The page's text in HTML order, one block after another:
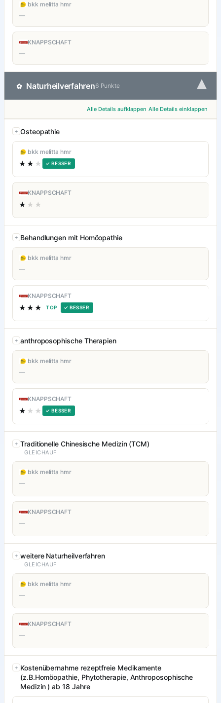
bkk melitta hmr
—
KNAPPSCHAFT
—
✿ Naturheilverfahren6 Punkte ▾
Alle Details aufklappen Alle Details einklappen
Osteopathie
bkk melitta hmr
★★ ★ ✓ BESSER
KNAPPSCHAFT
★ ★★
Behandlungen mit Homöopathie
bkk melitta hmr
—
KNAPPSCHAFT
★★★ TOP ✓ BESSER
anthroposophische Therapien
bkk melitta hmr
—
KNAPPSCHAFT
★ ★★ ✓ BESSER
Traditionelle Chinesische Medizin (TCM)
GLEICHAUF
bkk melitta hmr
—
KNAPPSCHAFT
—
weitere Naturheilverfahren
GLEICHAUF
bkk melitta hmr
—
KNAPPSCHAFT
—
Kostenübernahme rezeptfreie Medikamente
(z.B.Homöopathie, Phytotherapie, Anthroposophische
Medizin ) ab 18 Jahre